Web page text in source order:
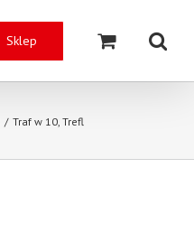
Sklep
/ Traf w 10, Trefl